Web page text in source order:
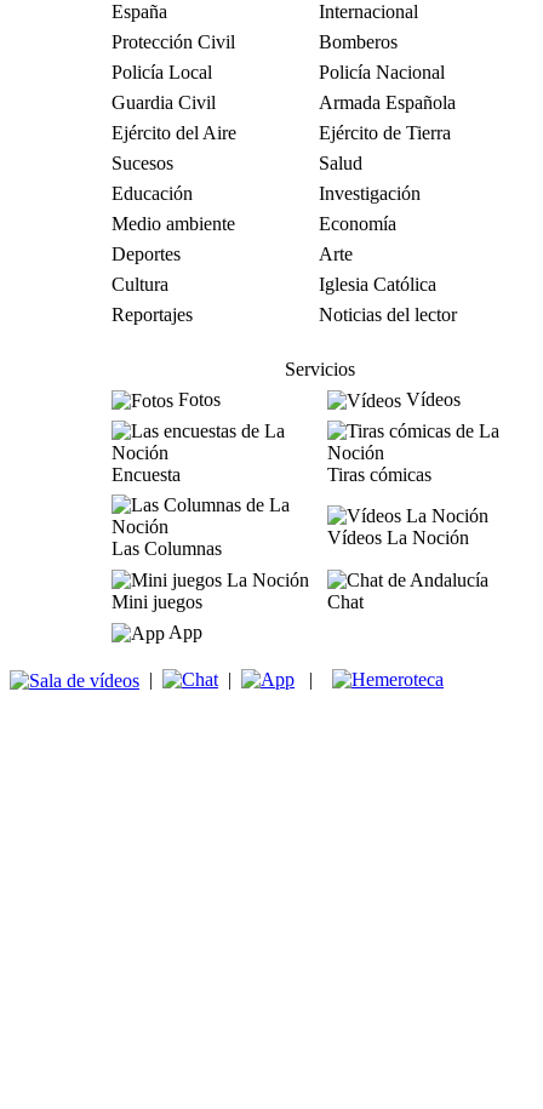
España
Internacional
Protección Civil
Bomberos
Policía Local
Policía Nacional
Guardia Civil
Armada Española
Ejército del Aire
Ejército de Tierra
Sucesos
Salud
Educación
Investigación
Medio ambiente
Economía
Deportes
Arte
Cultura
Iglesia Católica
Reportajes
Noticias del lector
Servicios
Fotos
Vídeos
Encuesta Tiras cómicas
Las Columnas
Vídeos La Noción
Mini juegos
Chat
App
| | |